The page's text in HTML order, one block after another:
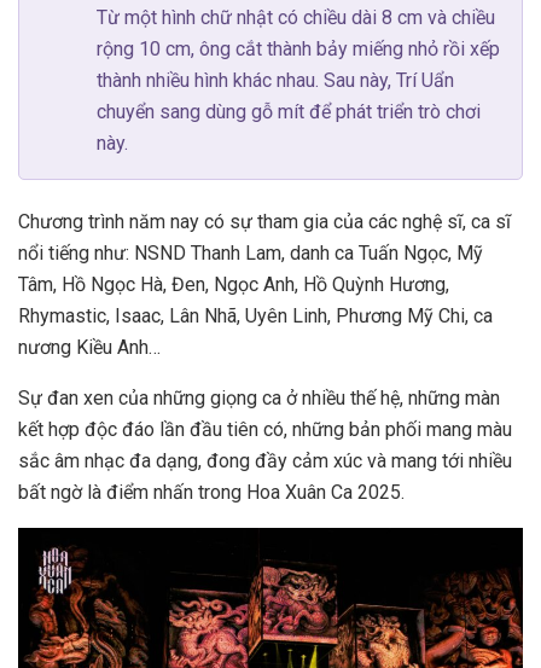
Từ một hình chữ nhật có chiều dài 8 cm và chiều
rộng 10 cm, ông cắt thành bảy miếng nhỏ rồi xếp
thành nhiều hình khác nhau. Sau này, Trí Uẩn
chuyển sang dùng gỗ mít để phát triển trò chơi
này.
Chương trình năm nay có sự tham gia của các nghệ sĩ, ca sĩ
nổi tiếng như: NSND Thanh Lam, danh ca Tuấn Ngọc, Mỹ
Tâm, Hồ Ngọc Hà, Đen, Ngọc Anh, Hồ Quỳnh Hương,
Rhymastic, Isaac, Lân Nhã, Uyên Linh, Phương Mỹ Chi, ca
nương Kiều Anh…
Sự đan xen của những giọng ca ở nhiều thế hệ, những màn
kết hợp độc đáo lần đầu tiên có, những bản phối mang màu
sắc âm nhạc đa dạng, đong đầy cảm xúc và mang tới nhiều
bất ngờ là điểm nhấn trong Hoa Xuân Ca 2025.